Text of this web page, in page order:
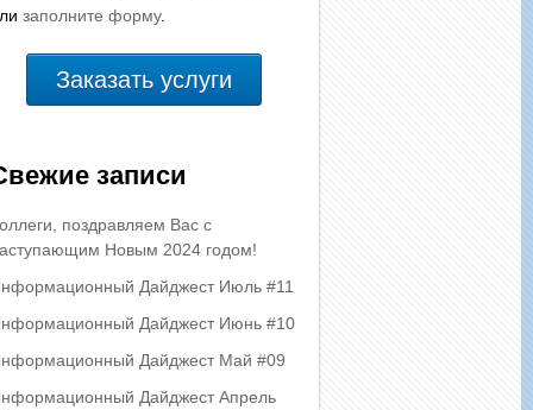
заполните форму.
Заказать услуги
записи
поздравляем Вас с
Новым 2024 годом!
Дайджест Июль #11
Дайджест Июнь #10
Дайджест Май #09
Дайджест Апрель